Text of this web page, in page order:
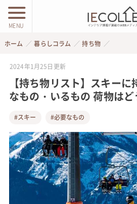
MENU
ホーム 暮らしコラム 持ち物
2024年1月25日 更新
【持ち物リスト】スキー
なもの・いるもの 荷物は
#スキー #必要なもの